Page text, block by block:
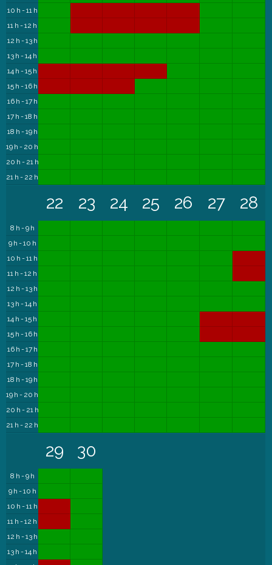
10 h - 11 h
11 h - 12 h
12 h - 13 h
13 h - 14 h
14 h - 15 h
15 h - 16 h
16 h - 17 h
17 h - 18 h
18 h - 19 h
19 h - 20 h
20 h - 21 h
21 h - 22 h
8 h - 9 h
9 h - 10 h
10 h - 11 h
11 h - 12 h
12 h - 13 h
13 h - 14 h
14 h - 15 h
15 h - 16 h
16 h - 17 h
17 h - 18 h
18 h - 19 h
19 h - 20 h
20 h - 21 h
21 h - 22 h
22 23 24 25 26 27 28
8 h - 9 h
9 h - 10 h
10 h - 11 h
11 h - 12 h
12 h - 13 h
13 h - 14 h
29 30